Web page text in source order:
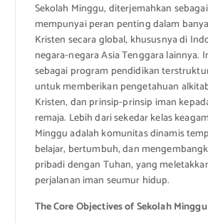
Sekolah Minggu, diterjemahkan
mempunyai peran penting dalam
Kristen secara global, khususnya di
negara-negara Asia Tenggara lainnya.
sebagai program pendidikan
untuk memberikan pengetahuan
Kristen, dan prinsip-prinsip iman
remaja. Lebih dari sekedar kelas
Minggu adalah komunitas dinamis
belajar, bertumbuh, dan
pribadi dengan Tuhan, yang
perjalanan iman seumur hidup.
The Core Objectives of Sekolah Minggu